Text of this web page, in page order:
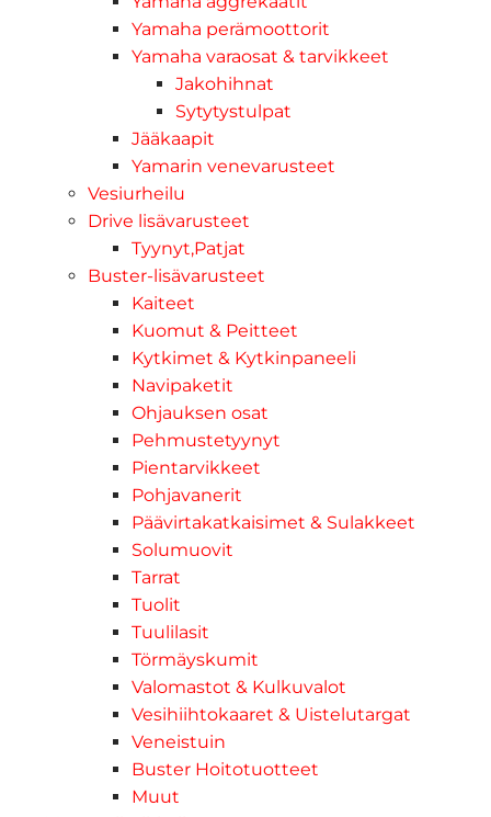
Yamaha perämoottorit
Yamaha varaosat & tarvikkeet
Jakohihnat
Sytytystulpat
Jääkaapit
Yamarin venevarusteet
Vesiurheilu
Drive lisävarusteet
Tyynyt,Patjat
Buster-lisävarusteet
Kaiteet
Kuomut & Peitteet
Kytkimet & Kytkinpaneeli
Navipaketit
Ohjauksen osat
Pehmustetyynyt
Pientarvikkeet
Pohjavanerit
Päävirtakatkaisimet & Sulakkeet
Solumuovit
Tarrat
Tuolit
Tuulilasit
Törmäyskumit
Valomastot & Kulkuvalot
Vesihiihtokaaret & Uistelutargat
Veneistuin
Buster Hoitotuotteet
Muut